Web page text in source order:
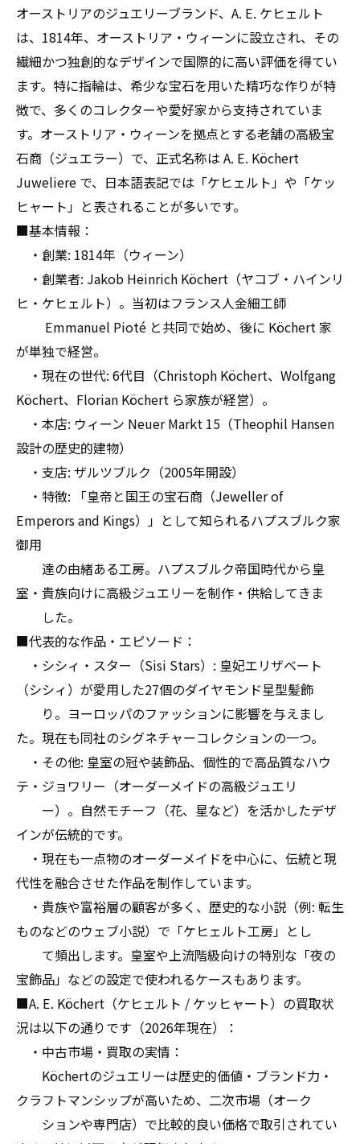
オーストリア宝石指輪の高価買取とは？知って
おくべき基本情報まとめ
A. E. ケヒェルトの指輪を売るなら今！希少価値
が高まる理由とタイミング
オーストリアのジュエリーブランド、A. E. ケヒェルト
は、1814年、オーストリア・ウィーンに設立され、その
繊細かつ独創的なデザインで国際的に高い評価を得てい
ます。特に指輪は、希少な宝石を用いた精巧な作りが特
徴で、多くのコレクターや愛好家から支持されていま
す。オーストリア・ウィーンを拠点とする老舗の高級宝
石商（ジュエラー）で、正式名称は A. E. Köchert
Juweliere で、日本語表記では「ケヒェルト」や「ケッ
ヒャート」と表されることが多いです。
■基本情報：
・創業: 1814年（ウィーン）
・創業者: Jakob Heinrich Köchert（ヤコブ・ハインリ
ヒ・ケヒェルト）。当初はフランス人金細工師
Emmanuel Pioté と共同で始め、後に Köchert 家
が単独で経営。
・現在の世代: 6代目（Christoph Köchert、Wolfgang
Köchert、Florian Köchert ら家族が経営）。
・本店: ウィーン Neuer Markt 15（Theophil Hansen
設計の歴史的建物）
・支店: ザルツブルク（2005年開設）
・特徴: 「皇帝と国王の宝石商（Jeweller of
Emperors and Kings）」として知られるハプスブルク家
御用
達の由緒ある工房。ハプスブルク帝国時代から皇
室・貴族向けに高級ジュエリーを制作・供給してきま
した。
■代表的な作品・エピソード：
・シシィ・スター（Sisi Stars）: 皇妃エリザベート
（シシィ）が愛用した27個のダイヤモンド星型髪飾
り。ヨーロッパのファッションに影響を与えまし
た。現在も同社のシグネチャーコレクションの一つ。
・その他: 皇室の冠や装飾品、個性的で高品質なハウ
テ・ジョワリー（オーダーメイドの高級ジュエリ
ー）。自然モチーフ（花、星など）を活かしたデザ
インが伝統的です。
・現在も一点物のオーダーメイドを中心に、伝統と現
代性を融合させた作品を制作しています。
・貴族や富裕層の顧客が多く、歴史的な小説（例: 転生
ものなどのウェブ小説）で「ケヒェルト工房」とし
て頻出します。皇室や上流階級向けの特別な「夜の
宝飾品」などの設定で使われるケースもあります。
■A. E. Köchert（ケヒェルト / ケッヒャート）の買取状
況は以下の通りです（2026年現在）：
・中古市場・買取の実情：
Köchertのジュエリーは歴史的価値・ブランド力・
クラフトマンシップが高いため、二次市場（オーク
ションや専門店）で比較的良い価格で取引されてい